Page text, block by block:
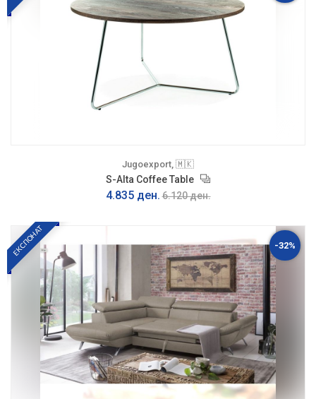
Jugoexport, 🇲🇰
S-Alta Coffee Table
4.835 ден. 6.120 ден.
ЕКСПОНАТ -32%